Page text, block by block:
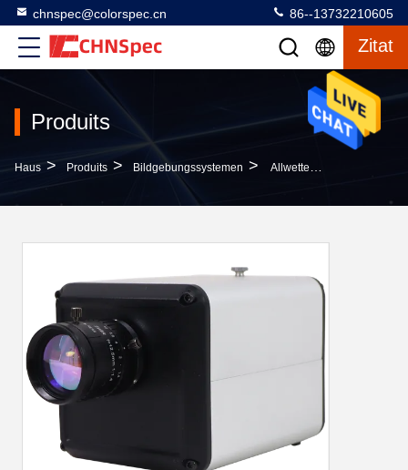
chnspec@colorspec.cn 86--13732210605
Zitat
Produits
Haus > Produits > Bildgebungssystemen > Allwetter-Tragbare Photovoltaische Bildgebungssysteme EL / PL